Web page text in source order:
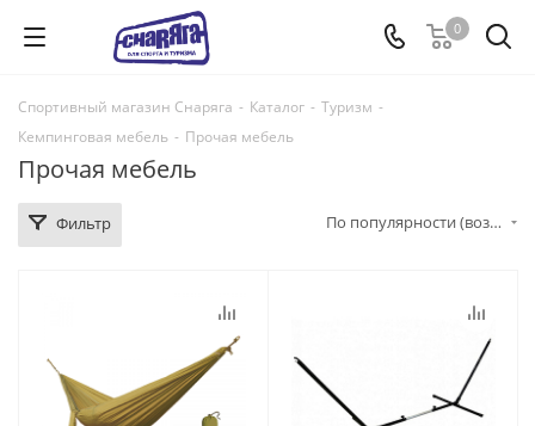
0
Спортивный магазин Снаряга - Каталог - Туризм -
Кемпинговая мебель - Прочая мебель
Прочая мебель
Фильтр По популярности (возрастание)